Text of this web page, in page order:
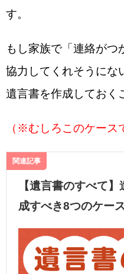
す。
もし家族で「連絡がつ
協力してくれそうにな
遺言書を作成しておく
（※むしろこのケース
関連記事
【遺言書のすべて
成すべき8つのケー